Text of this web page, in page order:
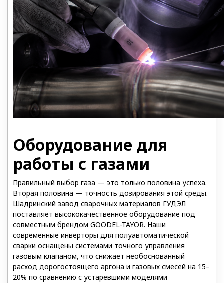
Оборудование для
работы с газами
Правильный выбор газа — это только половина успеха.
Вторая половина — точность дозирования этой среды.
Шадринский завод сварочных материалов ГУДЭЛ
поставляет высококачественное оборудование под
совместным брендом GOODEL-TAYOR. Наши
современные инверторы для полуавтоматической
сварки оснащены системами точного управления
газовым клапаном, что снижает необоснованный
расход дорогостоящего аргона и газовых смесей на 15–
20% по сравнению с устаревшими моделями